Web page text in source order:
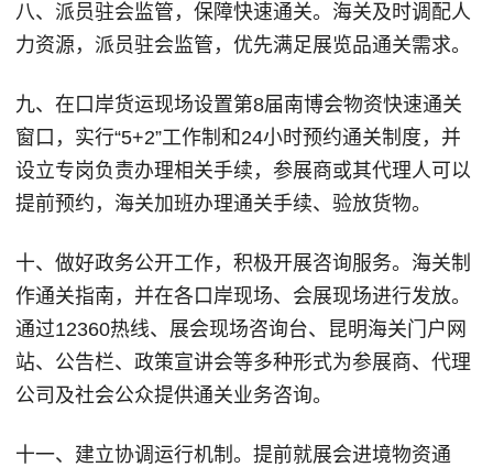
八、派员驻会监管，保障快速通关。海关及时调配人
力资源，派员驻会监管，优先满足展览品通关需求。
九、在口岸货运现场设置第8届南博会物资快速通关
窗口，实行“5+2”工作制和24小时预约通关制度，并
设立专岗负责办理相关手续，参展商或其代理人可以
提前预约，海关加班办理通关手续、验放货物。
十、做好政务公开工作，积极开展咨询服务。海关制
作通关指南，并在各口岸现场、会展现场进行发放。
通过12360热线、展会现场咨询台、昆明海关门户网
站、公告栏、政策宣讲会等多种形式为参展商、代理
公司及社会公众提供通关业务咨询。
十一、建立协调运行机制。提前就展会进境物资通